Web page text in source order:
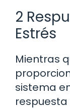
2
Estrés
Mientras
sistema